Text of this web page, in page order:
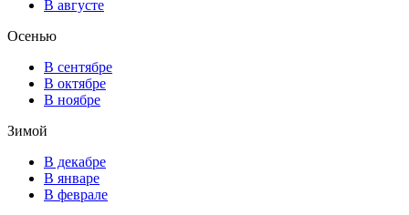
В августе
Осенью
В сентябре
В октябре
В ноябре
Зимой
В декабре
В январе
В феврале